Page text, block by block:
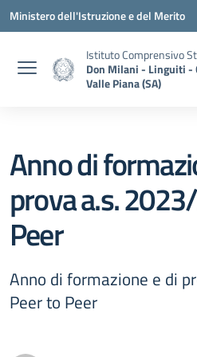
Vai ai contenuti
Vai al menu di navigazione
Vai al footer
Ministero dell'Istruzione e del Merito
Istituto Comprensivo
Don Milani - Linguiti -
Valle Piana (SA)
Anno di
prova a.s.
Peer
Anno di formazione e di
Peer to Peer